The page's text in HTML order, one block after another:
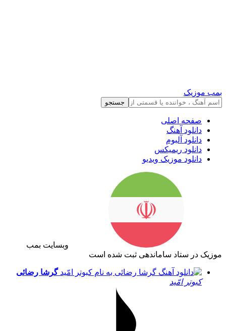
بمب موزیک
جستجو
صفحه اصلی
دانلود آهنگ
دانلود آلبوم
دانلود ریمیکس
دانلود موزیک ویدیو
وبسایت بمب
موزیک در ستاد ساماندهی ثبت شده است
گرشا رضائی
کبوتر امّید